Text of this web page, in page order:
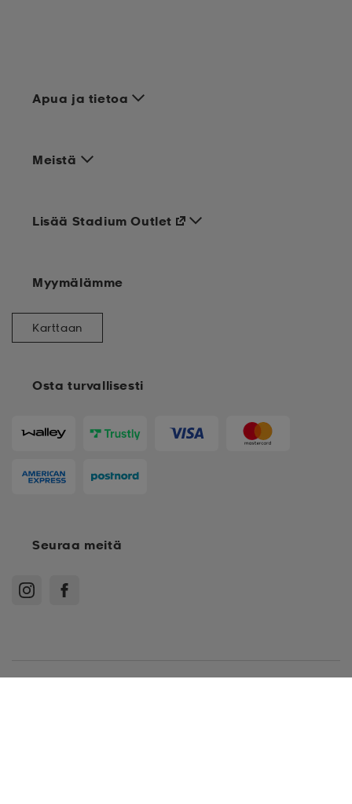
Apua ja tietoa
Meistä
Osta turvallisesti
Lisää Stadium Outlet
Myymälämme
Karttaan
Seuraa meitä